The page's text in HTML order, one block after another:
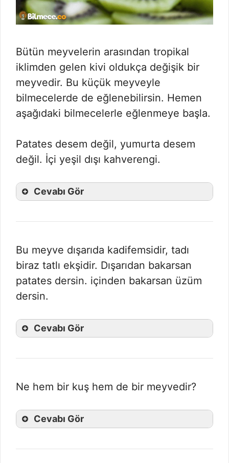
Bütün meyvelerin arasından tropikal
iklimden gelen kivi oldukça değişik bir
meyvedir. Bu küçük meyveyle
bilmecelerde de eğlenebilirsin. Hemen
aşağıdaki bilmecelerle eğlenmeye başla.
Patates desem değil, yumurta desem
değil. İçi yeşil dışı kahverengi.
Cevabı Gör
Bu meyve dışarıda kadifemsidir, tadı
biraz tatlı ekşidir. Dışarıdan bakarsan
patates dersin. içinden bakarsan üzüm
dersin.
Cevabı Gör
Ne hem bir kuş hem de bir meyvedir?
Cevabı Gör